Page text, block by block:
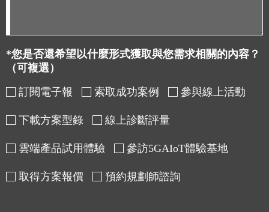
*您是否還希望以什麼形式獲取與您需求相關的內容？
（可複選）
訂閱電子報
索取成功案例 參與線上活動
下載方案型錄 線上診斷評量
雲端產品試用體驗 參訪5GAIoT體驗基地
取得方案報價 預約規劃師諮詢